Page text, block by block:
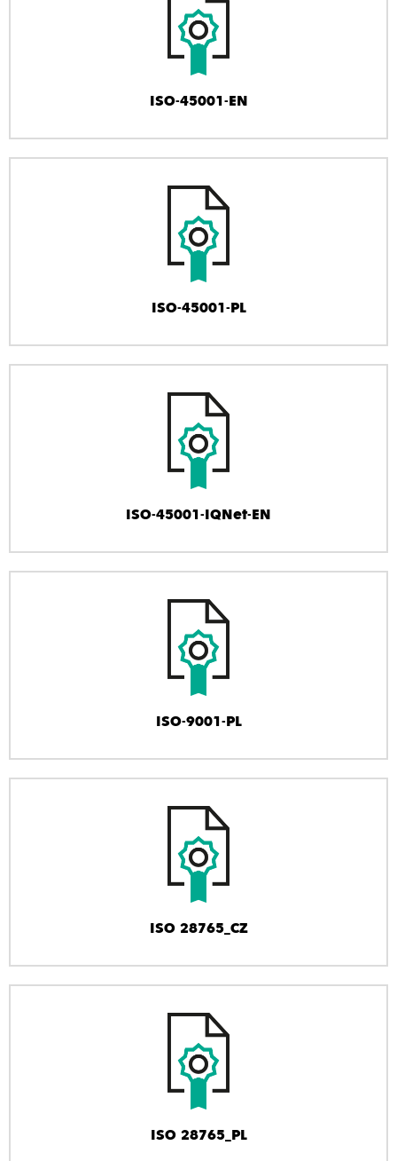
ISO-45001-EN
ISO-45001-PL
ISO-45001-IQNet-EN
ISO-9001-PL
ISO 28765_CZ
ISO 28765_PL